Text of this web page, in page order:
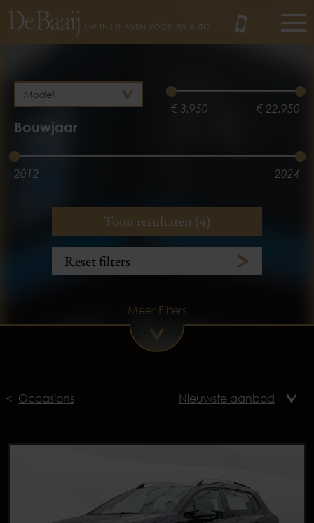
€ 3.950 € 22.950
Bouwjaar
2012 2024
3.100 km 153.781 km
Toon resultaten (4)
Reset filters
Meer Filters
Occasions